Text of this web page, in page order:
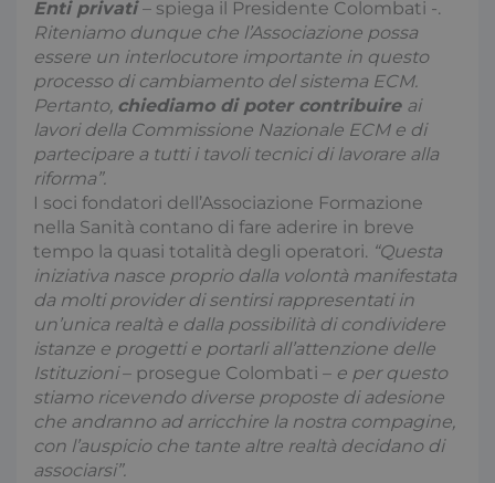
Enti privati – spiega il Presidente Colombati -.
Riteniamo dunque che l’Associazione possa
essere un interlocutore importante in questo
processo di cambiamento del sistema ECM.
Pertanto, chiediamo di poter contribuire ai
lavori della Commissione Nazionale ECM e di
partecipare a tutti i tavoli tecnici di lavorare alla
riforma”.
I soci fondatori dell’Associazione Formazione
nella Sanità contano di fare aderire in breve
tempo la quasi totalità degli operatori. “Questa
iniziativa nasce proprio dalla volontà manifestata
da molti provider di sentirsi rappresentati in
un’unica realtà e dalla possibilità di condividere
istanze e progetti e portarli all’attenzione delle
Istituzioni– prosegue Colombati – e per questo
stiamo ricevendo diverse proposte di adesione
che andranno ad arricchire la nostra compagine,
con l’auspicio che tante altre realtà decidano di
associarsi”.